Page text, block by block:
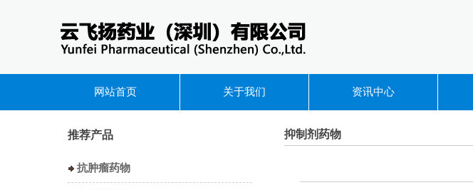
网站首页 关于我们 资讯中心
推荐产品
抗肿瘤药物
抑制剂药物